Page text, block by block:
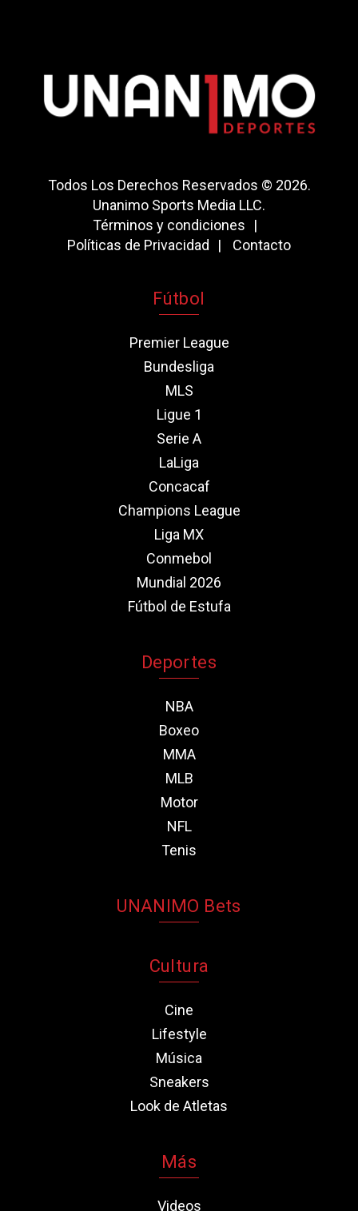
Todos Los Derechos Reservados © 2026.
Unanimo Sports Media LLC.
Términos y condiciones
Políticas de Privacidad
Contacto
Fútbol
Premier League
Bundesliga
MLS
Ligue 1
Serie A
LaLiga
Concacaf
Champions League
Liga MX
Conmebol
Mundial 2026
Fútbol de Estufa
Deportes
NBA
Boxeo
MMA
MLB
Motor
NFL
Tenis
UNANIMO Bets
Cultura
Cine
Lifestyle
Música
Sneakers
Look de Atletas
Más
Videos